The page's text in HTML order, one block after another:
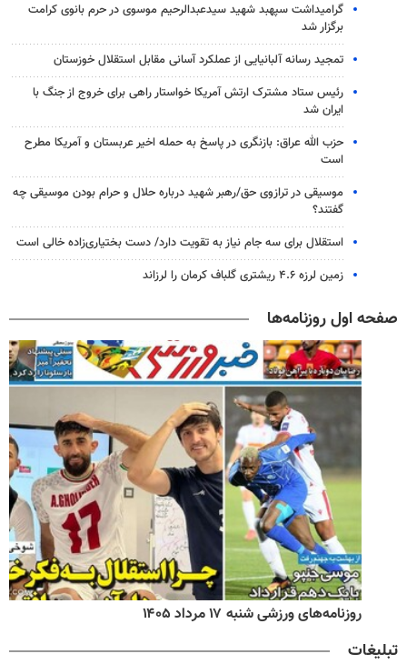
گرامیداشت سپهبد شهید سیدعبدالرحیم موسوی در حرم بانوی کرامت
برگزار شد
تمجید رسانه آلبانیایی از عملکرد آسانی مقابل استقلال خوزستان
رئیس ستاد مشترک ارتش آمریکا خواستار راهی برای خروج از جنگ با
ایران شد
حزب الله عراق: بازنگری در پاسخ به حمله اخیر عربستان و آمریکا مطرح
است
موسیقی در ترازوی حق/رهبر شهید درباره حلال و حرام بودن موسیقی چه
گفتند؟
استقلال برای سه جام نیاز به تقویت دارد/ دست بختیاری‌زاده خالی است
زمین لرزه ۴.۶ ریشتری گلباف کرمان را لرزاند
صفحه اول روزنامه‌ها
روزنامه‌های ورزشی شنبه ۱۷ مرداد ۱۴۰۵
تبلیغات